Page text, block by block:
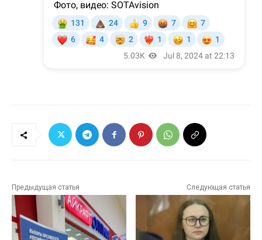
Предыдущая статья Следующая статья